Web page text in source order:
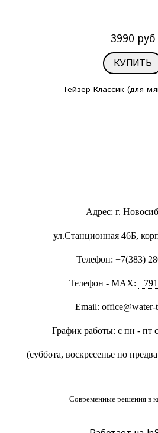
3990 руб
КУПИТЬ
Гейзер-Классик (для
Адрес: г.
ул.Станционная 46Б,
Телефон: +7(383)
Телефон - MAX:
Email: office@water-
График работы: с пн - пт
(суббота, воскресенье по
Современные решенияв